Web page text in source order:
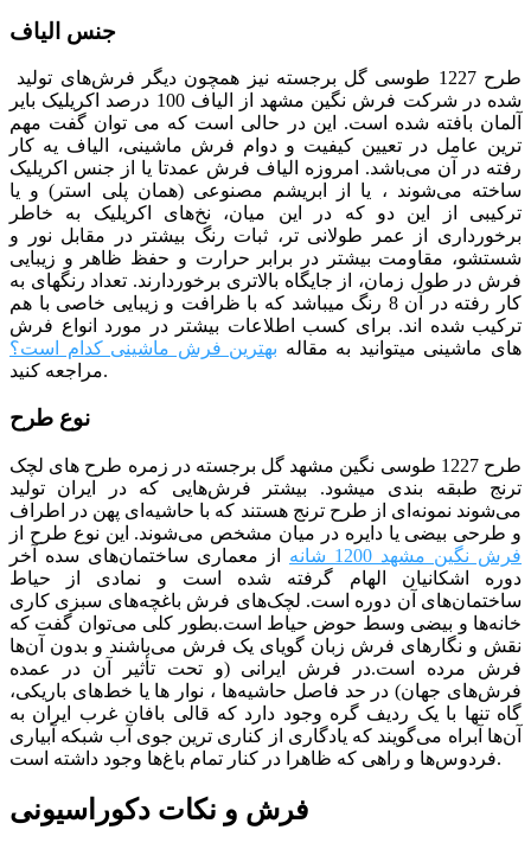
جنس الیاف
شده در شرکت فرش نگین مشهد از الیاف 100 درصد اکریلیک بایر
آلمان بافته شده است. این در حالی است که می توان گفت مهم
ترین عامل در تعیین کیفیت و دوام فرش ماشینی، الیاف یه کار
رفته در آن می‌باشد. امروزه الیاف فرش عمدتا یا از جنس اکریلیک
ساخته می‌شوند ، یا از ابریشم مصنوعی (همان پلی استر) و یا
ترکیبی از این دو که در این میان، نخ‌های اکریلیک به خاطر
برخورداری از عمر طولانی تر، ثبات رنگ بیشتر در مقابل نور و
شستشو، مقاومت بیشتر در برابر حرارت و حفظ ظاهر و زیبایی
فرش در طول زمان، از جایگاه بالاتری برخوردارند. تعداد رنگ­­های به
کار رفته در آن 8 رنگ می­باشد که با ظرافت و زیبایی خاصی با هم
ترکیب شده­ اند. برای کسب اطلاعات بیشتر در مورد انواع فرش
های ماشینی میتوانید به مقاله بهترین فرش ماشینی کدام است؟
مراجعه کنید.
نوع طرح
طرح 1227 طوسی نگین مشهد گل برجسته در زمره طرح های لچک
ترنج طبقه بندی می­شود. بیشتر فرش‌هایی که در ایران تولید
می‌شوند نمونه‌ای از طرح ترنج هستند که با حاشیه‌ای پهن در اطراف
و طرحی بیضی یا دایره در میان مشخص می‌شوند. این نوع طرح از
فرش نگین مشهد 1200 شانه
از معماری ساختمان‌های سده آخر
دوره اشکانیان الهام گرفته شده است و نمادی از حیاط
ساختمان‌های آن دوره است. لچک‌های فرش باغچه‌های سبزی کاری
خانه‌ها و بیضی وسط حوض حیاط است.بطور کلی می‌توان گفت که
نقش و نگارهای فرش زبان گویای یک فرش می‌باشند و بدون آن‌ها
فرش مرده است.در فرش ایرانی (و تحت تأثیر آن در عمده
فرش‌های جهان) در حد فاصل حاشیه‌ها ، نوار ها یا خط‌های باریکی،
‌گاه تنها با یک ردیف گره وجود دارد که قالی بافان غرب ایران به
آن‌ها آبراه می‌گویند که یادگاری از کناری ترین جوی آب شبکه‌ آبیاری
فردوس‌ها و راهی که ظاهرا در کنار تمام باغ‌ها وجود داشته است.
فرش و نکات دکوراسیونی